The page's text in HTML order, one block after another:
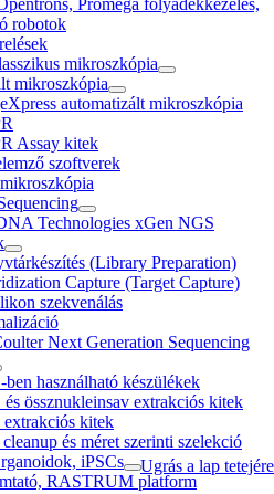
robotok
mikroszkópia
mikroszkópia
automatizált mikroszkópia
Assay kitek
szoftverek
Technologies xGen NGS
(Library Preparation)
Capture (Target Capture)
szekvenálás
Next Generation Sequencing
ben használható készülékek
össznukleinsav extrakciós kitek
kitek
és méret szerinti szelekció
iPSCs
RASTRUM platform
Ugrás a lap tetejére